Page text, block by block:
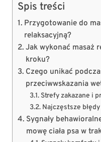
Spis treści
Przygotowanie do
relaksacyjną?
Jak wykonać masaż
kroku?
Czego unikać
przeciwwskazania
Strefy zakazane i
Najczęstsze
Sygnały
mowę ciała psa w